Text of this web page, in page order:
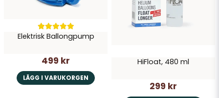
Elektrisk Ballongpump
499 kr
LÄGG I VARUKORGEN
HiFloat, 480 ml
299 kr